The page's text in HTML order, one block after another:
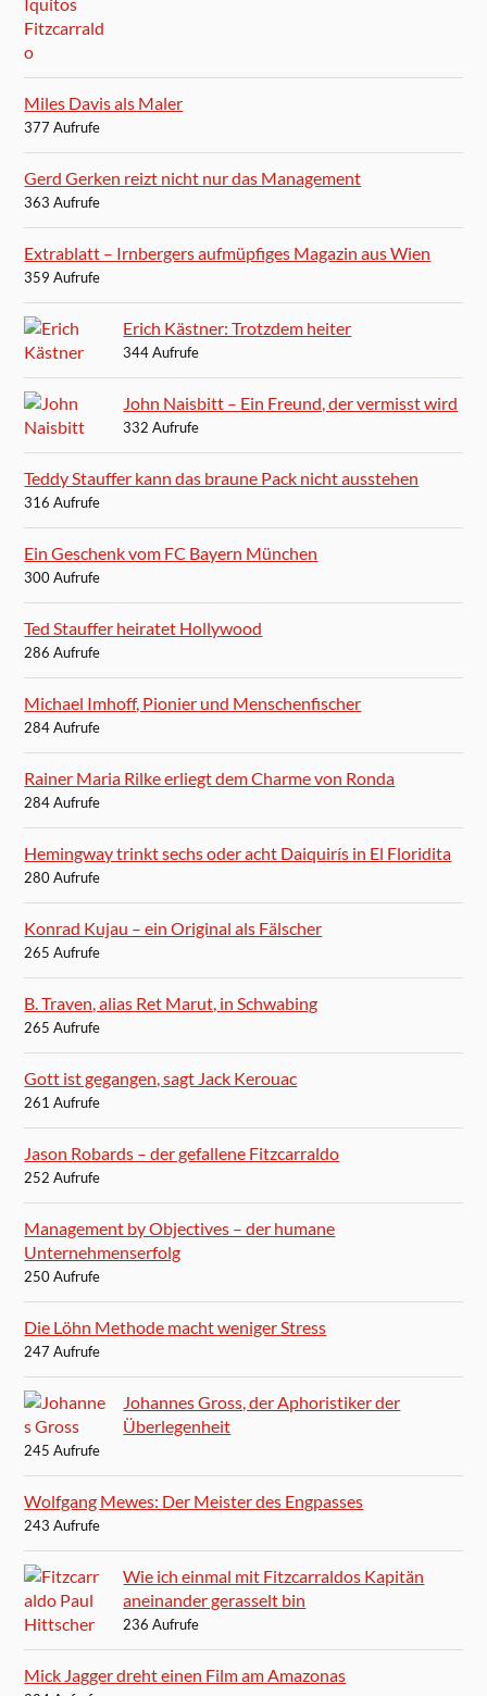
Miles Davis als Maler
377 Aufrufe
Gerd Gerken reizt nicht nur das Management
363 Aufrufe
Extrablatt – Irnbergers aufmüpfiges Magazin aus Wien
359 Aufrufe
Erich Kästner: Trotzdem heiter
344 Aufrufe
John Naisbitt – Ein Freund, der vermisst wird
332 Aufrufe
Teddy Stauffer kann das braune Pack nicht ausstehen
316 Aufrufe
Ein Geschenk vom FC Bayern München
300 Aufrufe
Ted Stauffer heiratet Hollywood
286 Aufrufe
Michael Imhoff, Pionier und Menschenfischer
284 Aufrufe
Rainer Maria Rilke erliegt dem Charme von Ronda
284 Aufrufe
Hemingway trinkt sechs oder acht Daiquirís in El Floridita
280 Aufrufe
Konrad Kujau – ein Original als Fälscher
265 Aufrufe
B. Traven, alias Ret Marut, in Schwabing
265 Aufrufe
Gott ist gegangen, sagt Jack Kerouac
261 Aufrufe
Jason Robards – der gefallene Fitzcarraldo
252 Aufrufe
Management by Objectives – der humane
Unternehmenserfolg
250 Aufrufe
Die Löhn Methode macht weniger Stress
247 Aufrufe
Johannes Gross, der Aphoristiker der
Überlegenheit
245 Aufrufe
Wolfgang Mewes: Der Meister des Engpasses
243 Aufrufe
Wie ich einmal mit Fitzcarraldos Kapitän
aneinander gerasselt bin
236 Aufrufe
Mick Jagger dreht einen Film am Amazonas